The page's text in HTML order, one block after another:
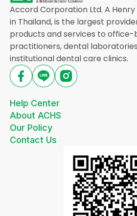
Accord Corporation Ltd. A
in Thailand, is the largest
products and services to office-
practitioners, dental
institutional dental care clinics.
Help Center
About ACHS
Our Policy
Contact Us